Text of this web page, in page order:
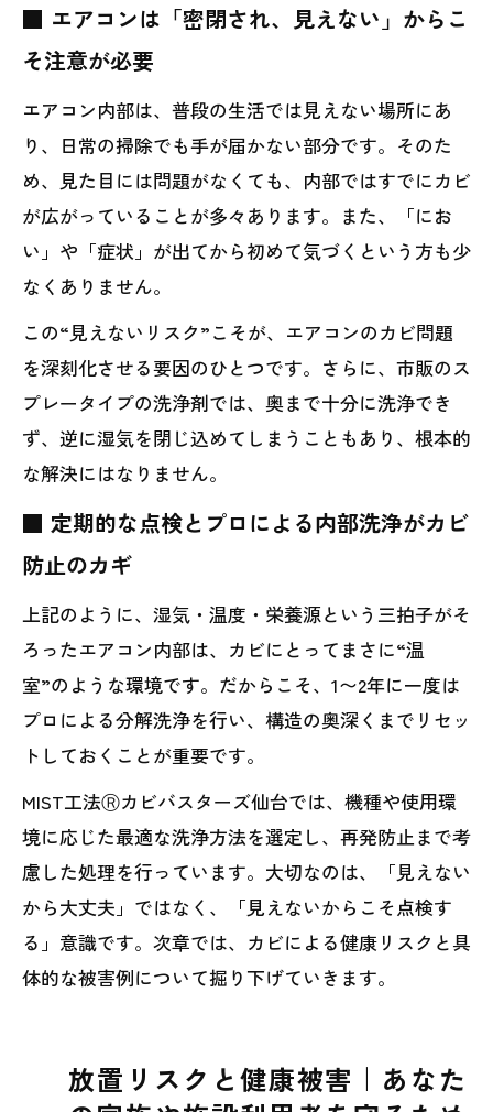
■ エアコンは「密閉され、見えない」からこ
そ注意が必要
エアコン内部は、普段の生活では見えない場所にあ
り、日常の掃除でも手が届かない部分です。そのた
め、見た目には問題がなくても、内部ではすでにカビ
が広がっていることが多々あります。また、「にお
い」や「症状」が出てから初めて気づくという方も少
なくありません。
この“見えないリスク”こそが、エアコンのカビ問題
を深刻化させる要因のひとつです。さらに、市販のス
プレータイプの洗浄剤では、奥まで十分に洗浄でき
ず、逆に湿気を閉じ込めてしまうこともあり、根本的
な解決にはなりません。
■ 定期的な点検とプロによる内部洗浄がカビ
防止のカギ
上記のように、湿気・温度・栄養源という三拍子がそ
ろったエアコン内部は、カビにとってまさに“温
室”のような環境です。だからこそ、1〜2年に一度は
プロによる分解洗浄を行い、構造の奥深くまでリセッ
トしておくことが重要です。
MIST工法Ⓡカビバスターズ仙台では、機種や使用環
境に応じた最適な洗浄方法を選定し、再発防止まで考
慮した処理を行っています。大切なのは、「見えない
から大丈夫」ではなく、「見えないからこそ点検す
る」意識です。次章では、カビによる健康リスクと具
体的な被害例について掘り下げていきます。
放置リスクと健康被害｜あなた